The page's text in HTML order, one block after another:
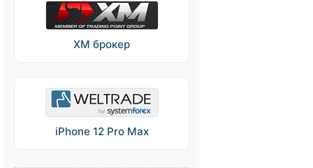
XM брокер
iPhone 12 Pro Max